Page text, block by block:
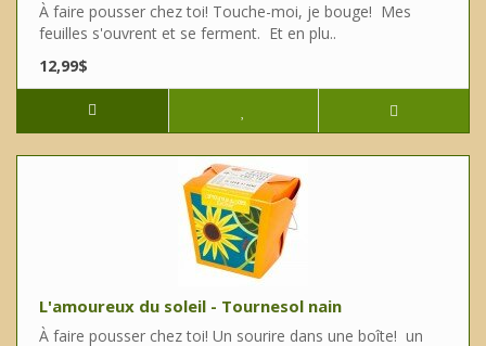
À faire pousser chez toi! Touche-moi, je bouge! Mes
feuilles s'ouvrent et se ferment. Et en plu..
12,99$
L'amoureux du soleil - Tournesol nain
À faire pousser chez toi! Un sourire dans une boîte! un